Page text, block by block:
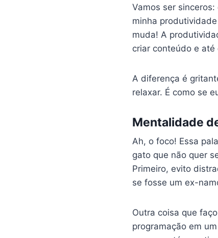
Vamos ser
minha
muda! A
criar conteúdo e
A diferença é
relaxar. É como se
Mentalidade
Ah, o foco! Essa
gato que não quer
Primeiro, evito
se fosse um ex-
Outra coisa que
programação em